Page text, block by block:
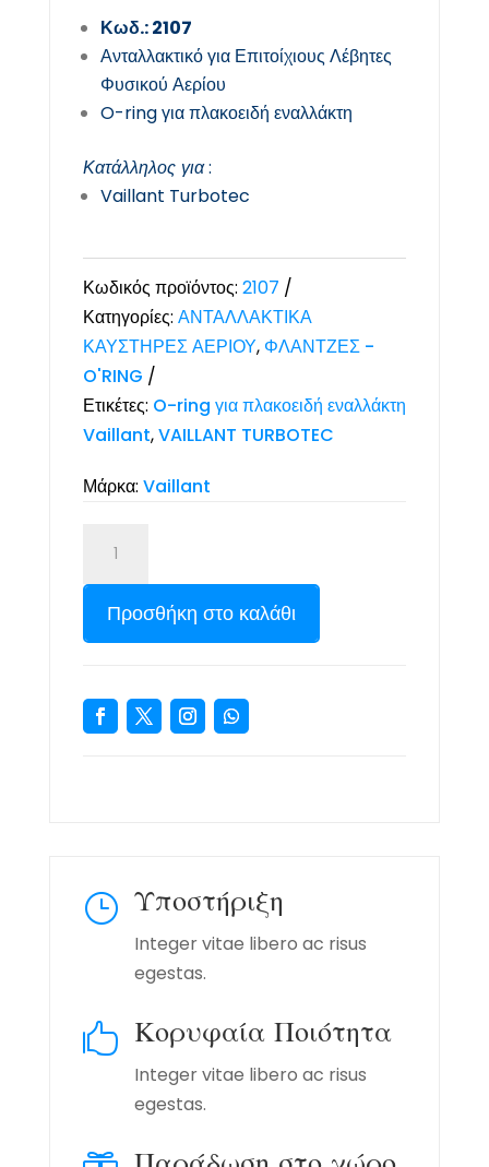
Κωδ.: 2107
Ανταλλακτικό για Επιτοίχιους Λέβητες
Φυσικού Αερίου
O-ring για πλακοειδή εναλλάκτη
Κατάλληλος για:
Vaillant Turbotec
Προσθήκη στο καλάθι
Κωδικός προϊόντος: 2107
Κατηγορίες: ΑΝΤΑΛΛΑΚΤΙΚΑ
ΚΑΥΣΤΗΡΕΣ ΑΕΡΙΟΥ, ΦΛΑΝΤΖΕΣ -
O'RING
Ετικέτες: O-ring για πλακοειδή εναλλάκτη
Vaillant,VAILLANT TURBOTEC
Μάρκα: Vaillant
} Υποστήριξη
Integer vitae libero ac risus
egestas.
 Κορυφαία Ποιότητα
Integer vitae libero ac risus
egestas.